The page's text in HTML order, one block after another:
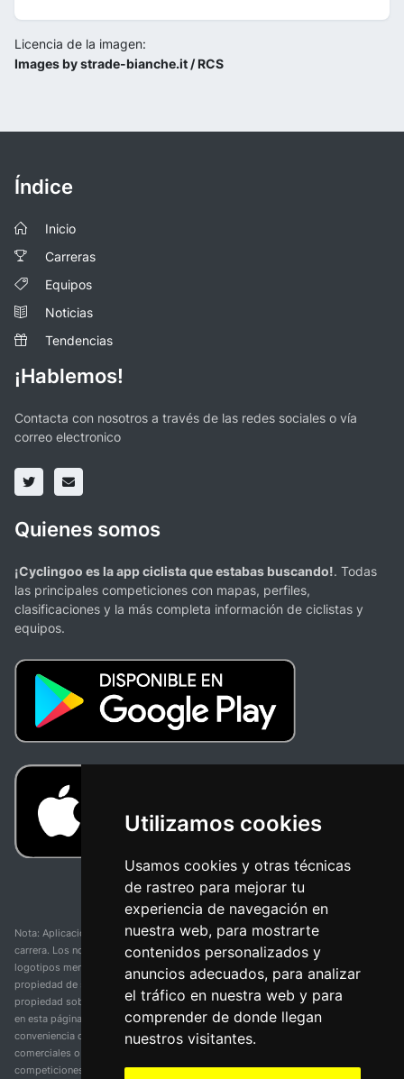
Utilizamos cookies
Usamos cookies y otras técnicas
de rastreo para mejorar tu
experiencia de navegación en
nuestra web, para mostrarte
contenidos personalizados y
anuncios adecuados, para analizar
el tráfico en nuestra web y para
comprender de donde llegan
nuestros visitantes.
Licencia de la imagen:
Images by strade-bianche.it / RCS
Índice
Inicio
Carreras
Equipos
Noticias
Tendencias
¡Hablemos!
Contacta con nosotros a través de las redes sociales o vía
correo electronico
Quienes somos
¡Cyclingoo es la app ciclista que estabas buscando!. Todas
las principales competiciones con mapas, perfiles,
clasificaciones y la más completa información de ciclistas y
equipos.
Nota: Aplicación y web no oficial y no relacionada con ninguna organización o
carrera. Los nombres de equipos, competiciones, marcas comerciales y
logotipos mencionados en esta página de resultados de ciclismo son
propiedad de sus respectivos dueños. No tenemos afiliación, patrocinio ni
propiedad sobre estas marcas comerciales. Toda la información proporcionada
en esta página se presenta únicamente con fines informativos y para la
conveniencia de nuestros usuarios. Cualquier uso de nombres, marcas
comerciales o logotipos tiene el único propósito de identificar equipos y
competiciones y no implica asociación o respaldo. Todos los derechos de las